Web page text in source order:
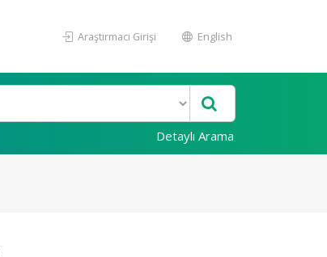
Araştırmacı Girişi English
Detaylı Arama